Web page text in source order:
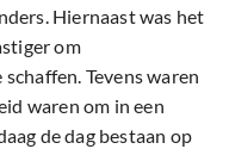
Hiernaast was het
om
Tevens waren
waren om in een
de dag bestaan op